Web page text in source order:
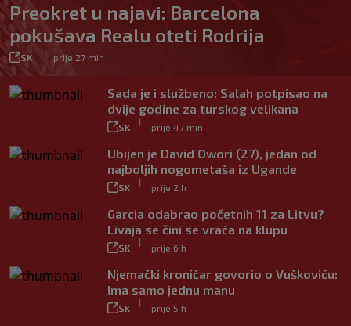
Preokret u najavi: Barcelona
pokušava Realu oteti Rodrija
SK
|
prije 27 min
Sada je i službeno: Salah potpisao na
dvije godine za turskog velikana
SK
|
prije 47 min
Ubijen je David Owori (27), jedan od
najboljih nogometaša iz Ugande
SK
|
prije 2 h
Garcia odabrao početnih 11 za Litvu?
Livaja se čini se vraća na klupu
SK
|
prije 6 h
Njemački kroničar govorio o Vuškoviću:
Ima samo jednu manu
SK
|
prije 5 h